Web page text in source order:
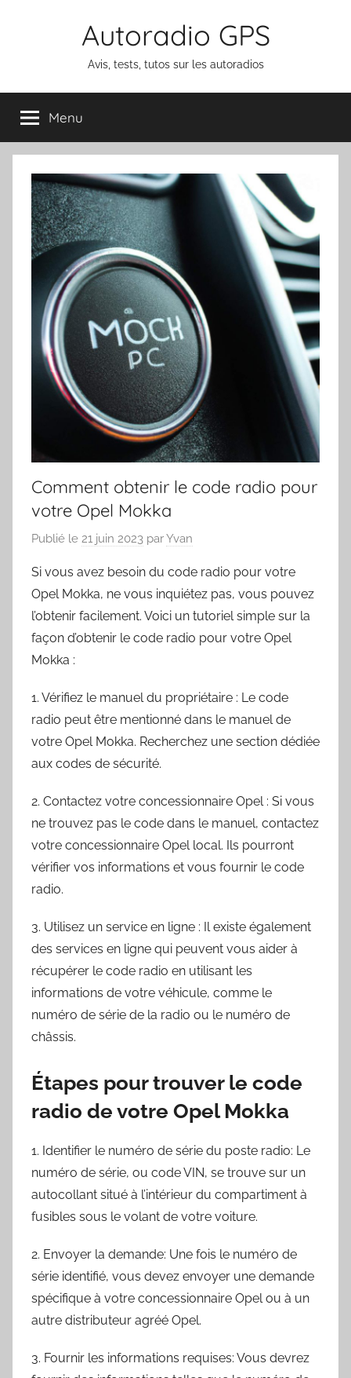
Autoradio GPS
Avis, tests, tutos sur les autoradios
Menu
Comment obtenir le code radio pour
votre Opel Mokka
Publié le 21 juin 2023 parYvan
Si vous avez besoin du code radio pour votre
Opel Mokka, ne vous inquiétez pas, vous pouvez
l’obtenir facilement. Voici un tutoriel simple sur la
façon d’obtenir le code radio pour votre Opel
Mokka :
1. Vérifiez le manuel du propriétaire : Le code
radio peut être mentionné dans le manuel de
votre Opel Mokka. Recherchez une section dédiée
aux codes de sécurité.
2. Contactez votre concessionnaire Opel : Si vous
ne trouvez pas le code dans le manuel, contactez
votre concessionnaire Opel local. Ils pourront
vérifier vos informations et vous fournir le code
radio.
3. Utilisez un service en ligne : Il existe également
des services en ligne qui peuvent vous aider à
récupérer le code radio en utilisant les
informations de votre véhicule, comme le
numéro de série de la radio ou le numéro de
châssis.
Étapes pour trouver le code
radio de votre Opel Mokka
1. Identifier le numéro de série du poste radio: Le
numéro de série, ou code VIN, se trouve sur un
autocollant situé à l’intérieur du compartiment à
fusibles sous le volant de votre voiture.
2. Envoyer la demande: Une fois le numéro de
série identifié, vous devez envoyer une demande
spécifique à votre concessionnaire Opel ou à un
autre distributeur agréé Opel.
3. Fournir les informations requises: Vous devrez